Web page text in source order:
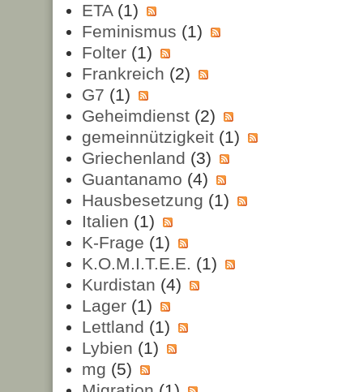
ETA(1)
Feminismus (1)
Folter(1)
Frankreich (2)
G7 (1)
Geheimdienst(2)
gemeinnützigkeit(1)
Griechenland (3)
Guantanamo (4)
Hausbesetzung (1)
Italien (1)
K-Frage (1)
K.O.M.I.T.E.E. (1)
Kurdistan (4)
Lager(1)
Lettland (1)
Lybien (1)
mg (5)